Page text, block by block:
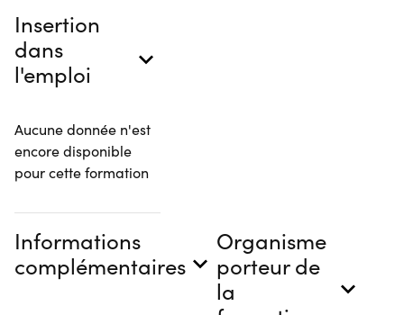
Insertion
dans
l'emploi
Aucune donnée n'est
encore disponible
pour cette formation
Informations
complémentaires
Organisme
porteur de
la